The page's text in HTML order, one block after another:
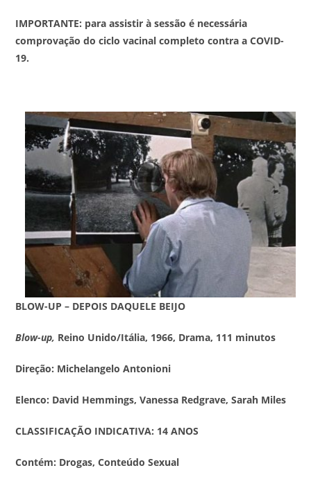
IMPORTANTE: para assistir à sessão é necessária
comprovação do ciclo vacinal completo contra a COVID-
19.
BLOW-UP – DEPOIS DAQUELE BEIJO
Blow-up, Reino Unido/Itália, 1966, Drama, 111 minutos
Direção: Michelangelo Antonioni
Elenco: David Hemmings, Vanessa Redgrave, Sarah Miles
CLASSIFICAÇÃO INDICATIVA: 14 ANOS
Contém: Drogas, Conteúdo Sexual